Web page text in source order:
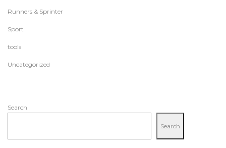
Runners & Sprinter
Sport
tools
Uncategorized
Search
Search